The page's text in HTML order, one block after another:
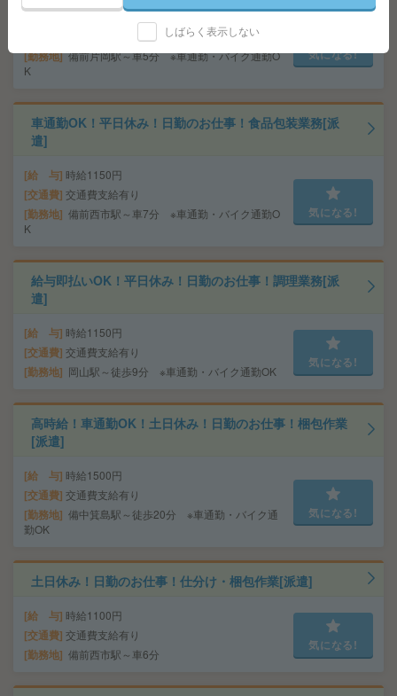
時給1200円
勤務地 備前片岡駅～車5分 ※車通勤・バイク通勤O
K
気になる!
車通勤OK！平日休み！日勤のお仕事！食品包装業務[派
遣]
給 与 時給1150円
交通費 交通費支給有り
勤務地 備前西市駅～車7分 ※車通勤・バイク通勤O
K
気になる!
給与即払いOK！平日休み！日勤のお仕事！調理業務[派
遣]
給 与 時給1150円
交通費 交通費支給有り
勤務地 岡山駅～徒歩9分 ※車通勤・バイク通勤OK
気になる!
高時給！車通勤OK！土日休み！日勤のお仕事！梱包作業
[派遣]
給 与 時給1500円
交通費 交通費支給有り
勤務地 備中箕島駅～徒歩20分 ※車通勤・バイク通
勤OK
気になる!
土日休み！日勤のお仕事！仕分け・梱包作業[派遣]
給 与 時給1100円
交通費 交通費支給有り
勤務地 備前西市駅～車6分
気になる!
しばらく表示しない